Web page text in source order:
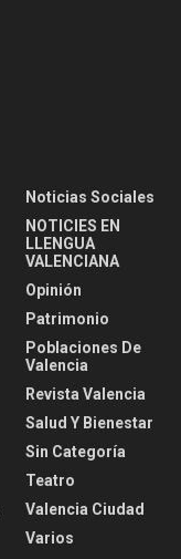
Noticias Sociales
NOTICIES EN
LLENGUA
VALENCIANA
Opinión
Patrimonio
Poblaciones De
Valencia
Revista Valencia
Salud Y Bienestar
Sin Categoría
Teatro
Valencia Ciudad
Varios